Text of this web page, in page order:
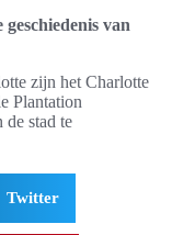
van
zijn het Charlotte
Plantation
de stad te
Twitter